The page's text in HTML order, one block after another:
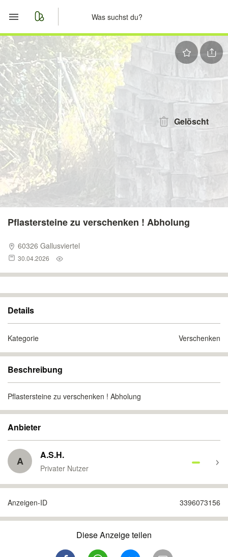
Start
Merkliste
Nachrichten
Anzeige aufgeben
Gelöscht
Pflastersteine zu verschenken ! Abholung
60326 Gallusviertel
30.04.2026
Details
Kategorie Verschenken
Beschreibung
Pflastersteine zu verschenken ! Abholung
Anbieter
A A.S.H.
Privater Nutzer
Anzeigen-ID 3396073156
Diese Anzeige teilen